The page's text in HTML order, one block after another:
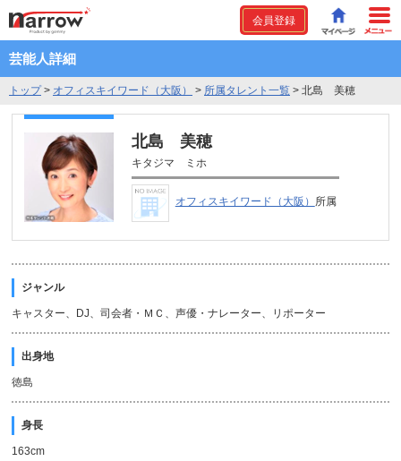
会員登録
芸能人詳細
トップ> オフィスキイワード（大阪） > 所属タレント一覧 > 北島 美穂
北島 美穂
キタジマ ミホ
オフィスキイワード（大阪） 所属
ジャンル
キャスター、DJ、司会者・ＭＣ、声優・ナレーター、リポーター
出身地
徳島
身長
163cm